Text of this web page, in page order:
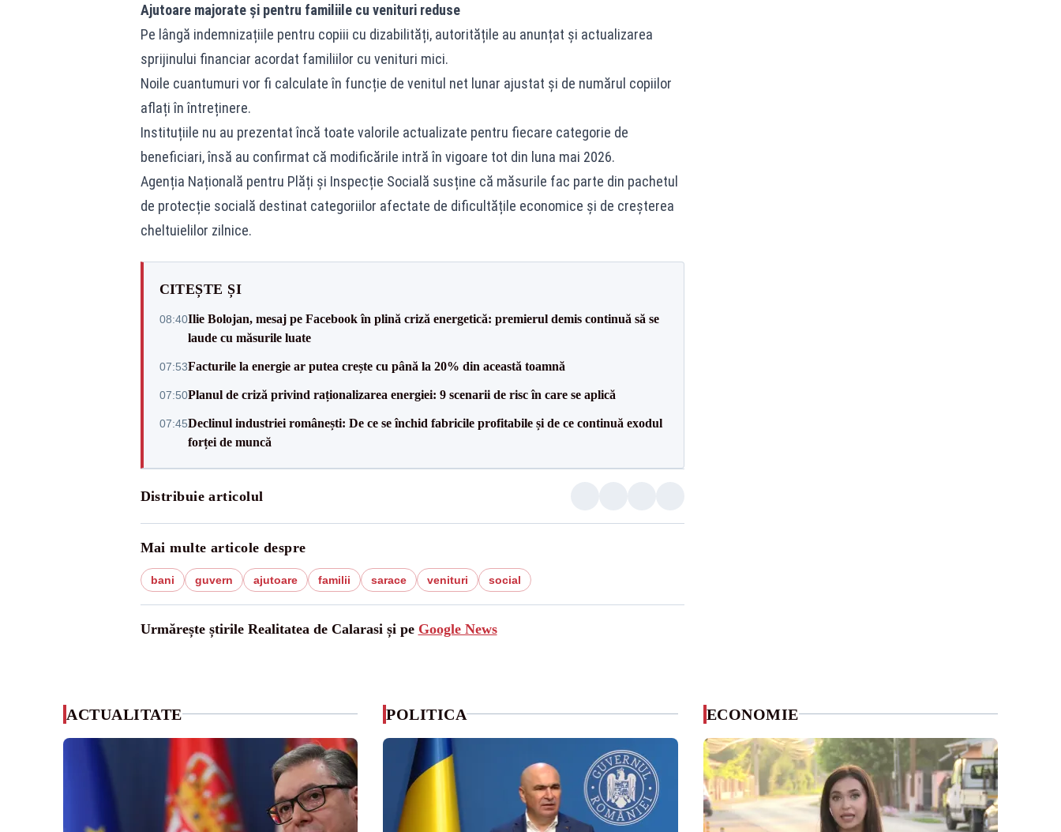
Ajutoare majorate și pentru familiile cu venituri reduse
Pe lângă indemnizațiile pentru copiii cu dizabilități, autoritățile au anunțat și actualizarea
sprijinului financiar acordat familiilor cu venituri mici.
Noile cuantumuri vor fi calculate în funcție de venitul net lunar ajustat și de numărul copiilor
aflați în întreținere.
Instituțiile nu au prezentat încă toate valorile actualizate pentru fiecare categorie de
beneficiari, însă au confirmat că modificările intră în vigoare tot din luna mai 2026.
Agenția Națională pentru Plăți și Inspecție Socială susține că măsurile fac parte din pachetul
de protecție socială destinat categoriilor afectate de dificultățile economice și de creșterea
cheltuielilor zilnice.
CITEȘTE ȘI
08:40Ilie Bolojan, mesaj pe Facebook în plină criză energetică: premierul demis continuă să se
laude cu măsurile luate
07:53Facturile la energie ar putea crește cu până la 20% din această toamnă
07:50Planul de criză privind raționalizarea energiei: 9 scenarii de risc în care se aplică
07:45Declinul industriei românești: De ce se închid fabricile profitabile și de ce continuă exodul
forței de muncă
Distribuie articolul
Mai multe articole despre
bani guvern ajutoare familii sarace venituri social
Urmărește știrile Realitatea de Calarasi și pe Google News
ACTUALITATE POLITICA ECONOMIE